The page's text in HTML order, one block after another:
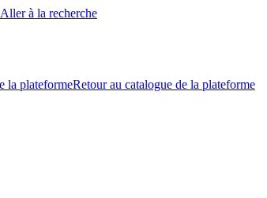
Aller à la recherche
Retour au catalogue de la plateforme